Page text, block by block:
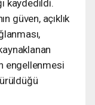
kaydedildi.
güven, açıklık
engellenmesi